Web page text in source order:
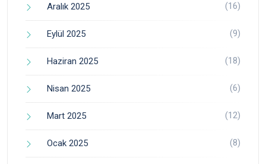
Aralık 2025 (16)
Eylül 2025 (9)
Haziran 2025 (18)
Nisan 2025 (6)
Mart 2025 (12)
Ocak 2025 (8)